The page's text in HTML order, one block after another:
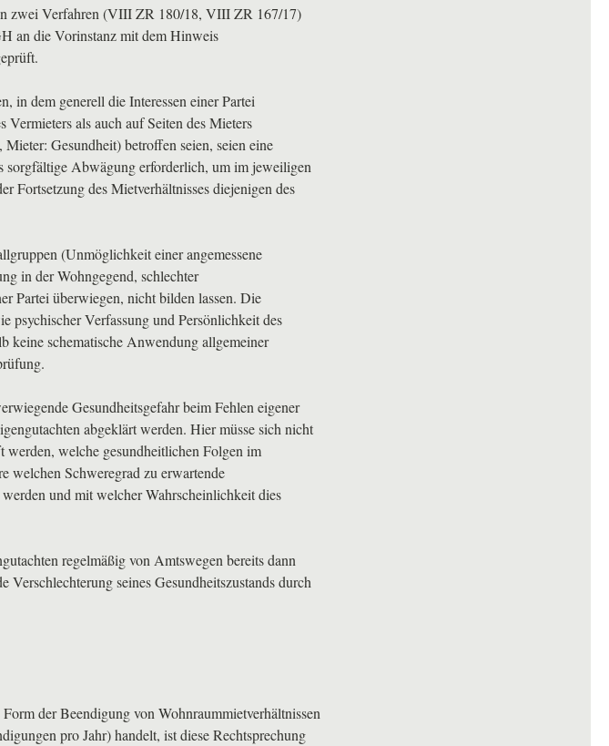
zwei Verfahren (VIIIZR 180/18, VIIIZR 167/17)
an die Vorinstanz mit dem Hinweis
in dem generell die Interessen einer Partei
als auch auf Seiten des Mieters
Gesundheit) betroffen seien, seien eine
sorgfältige Abwägung erforderlich, um im jeweiligen
Fortsetzung des Mietverhältnisses diejenigen des
(Unmöglichkeit einer angemessene
in der Wohngegend, schlechter
Partei überwiegen, nicht bilden lassen. Die
psychischer Verfassung und Persönlichkeit des
keine schematische Anwendung allgemeiner
Gesundheitsgefahr beim Fehlen eigener
abgeklärt werden. Hier müsse sich nicht
werden, welche gesundheitlichen Folgen im
welchen Schweregrad zu erwartende
und mit welcher Wahrscheinlichkeit dies
regelmäßig von Amtswegen bereits dann
seines Gesundheitszustands durch
der Beendigung von Wohnraummietverhältnissen
pro Jahr) handelt, ist diese Rechtsprechung